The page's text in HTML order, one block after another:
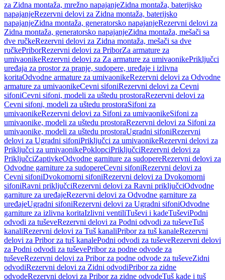
za Zidna montaža, mrežno napajanjeZidna montaža, baterijsko
napajanjeRezervni delovi za Zidna montaža, baterijsko
napajanjeZidna montaža, generatorsko napajanjeRezervni delovi za
Zidna montaža, generatorsko napajanjeZidna montaža, mešači sa
dve ručkeRezervni delovi za Zidna montaža, mešači sa dve
ručkePriborRezervni delovi za PriborZa armature za
umivaonikeRezervni delovi za Za armature za umivaonikePriključci
uređaja za prostor za pranje, sudopere, uređaje i izlivna
koritaOdvodne armature za umivaonikeRezervni delovi za Odvodne
armature za umivaonikeCevni sifoniRezervni delovi za Cevni
sifoniCevni sifoni, modeli za uštedu prostoraRezervni delovi za
Cevni sifoni, modeli za uštedu prostoraSifoni za
umivaonikeRezervni delovi za Sifoni za umivaonikeSifoni za
umivaonike, modeli za uštedu prostoraRezervni delovi za Sifoni za
umivaonike, modeli za uštedu prostoraUgradni sifoniRezervni
delovi za Ugradni sifoniPriključci za umivaonikeRezervni delovi za
Priključci za umivaonikePoklopciPriključciRezervni delovi za
PriključciZaptivkeOdvodne garniture za sudopereRezervni delovi za
Odvodne garniture za sudopereCevni sifoniRezervni delovi za
Cevni sifoniDvokomorni sifoniRezervni delovi za Dvokomorni
sifoniRavni priključciRezervni delovi za Ravni priključciOdvodne
garniture za uređajeRezervni delovi za Odvodne garniture za
uređajeUgradni sifoniRezervni delovi za Ugradni sifoniOdvodne
garniture za izlivna koritaIzlivni ventiliTuševi i kadeTuševiPodni
odvodi za tuševeRezervni delovi za Podni odvodi za tuševeTuš
kanaliRezervni delovi za Tuš kanaliPribor za tuš kanaleRezervni
delovi za Pribor za tuš kanalePodni odvodi za tuševeRezervni delovi
za Podni odvodi za tuševePribor za podne odvode za
tuševeRezervni delovi za Pribor za podne odvode za tuševeZidni
odvodiRezervni delovi za Zidni odvodiPribor za zidne
odvodeRezervni delovi za Pribor za zidne odvodeTuš kade i tuš